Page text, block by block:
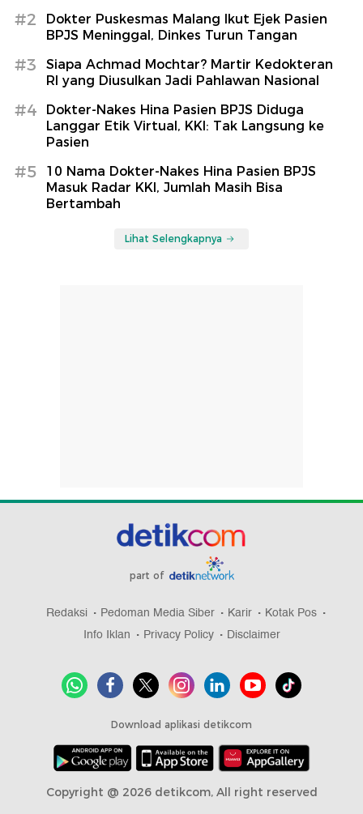
#2
Dokter Puskesmas Malang Ikut Ejek Pasien
BPJS Meninggal, Dinkes Turun Tangan
#3
Siapa Achmad Mochtar? Martir Kedokteran
RI yang Diusulkan Jadi Pahlawan Nasional
#4
Dokter-Nakes Hina Pasien BPJS Diduga
Langgar Etik Virtual, KKI: Tak Langsung ke
Pasien
#5
10 Nama Dokter-Nakes Hina Pasien BPJS
Masuk Radar KKI, Jumlah Masih Bisa
Bertambah
Lihat Selengkapnya
part of
Redaksi Pedoman Media Siber Karir
Kotak Pos
Info Iklan
Privacy Policy Disclaimer
Download aplikasi detikcom
Copyright @ 2026 detikcom, All right reserved